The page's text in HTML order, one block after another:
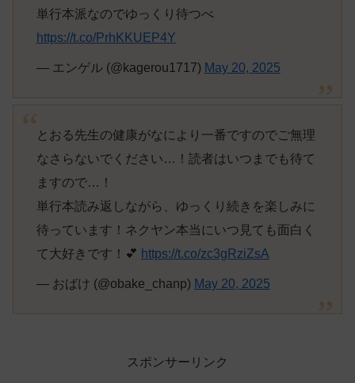
単行本派なのでゆっくり待つべ
https://t.co/PrhKKUEP4Y
— エンゲル (@kagerou1717) May 20, 2025
とおる先生の健康がなにより一番ですのでご無理
なさらないでください…！読者はいつまでも待て
ますので…！
単行本読み返しながら、ゆっくり続きを楽しみに
待っています！ネクヤン本当にいつ見ても面白く
て大好きです！💕 https://t.co/zc3gRziZsA
— おばけ (@obake_chanp) May 20, 2025
スポンサーリンク